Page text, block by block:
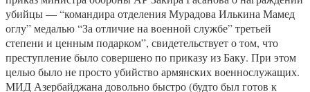
убийцы — “командира отделения Мурадова Илькина Мамед
оглу” медалью “За отличие на военной службе” третьей
степени и ценным подарком”, свидетельствует о том, что
преступление было совершено по приказу из Баку. При этом
целью было не просто убийство армянских военнослужащих.
МИД Азербайджана довольно быстро (будто был готов к